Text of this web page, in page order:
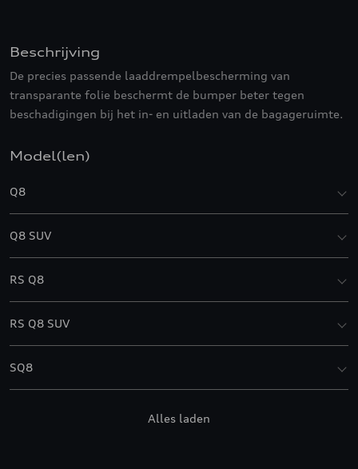
Beschrijving
De precies passende laaddrempelbescherming van
transparante folie beschermt de bumper beter tegen
beschadigingen bij het in- en uitladen van de bagageruimte.
Model(len)
Q8
Q8 SUV
RS Q8
RS Q8 SUV
SQ8
Alles laden